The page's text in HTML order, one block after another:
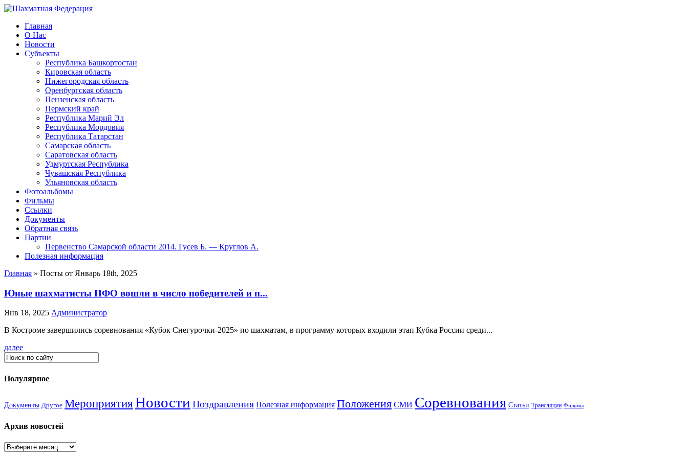
Главная
О Нас
Новости
Субъекты
Республика Башкортостан
Кировская область
Нижегородская область
Оренбургская область
Пензенская область
Пермский край
Республика Марий Эл
Республика Мордовия
Республика Татарстан
Самарская область
Саратовская область
Удмуртская Республика
Чувашская Республика
Ульяновская область
Фотоальбомы
Фильмы
Ссылки
Документы
Обратная связь
Партии
Первенство Самарской области 2014. Гусев Б. — Круглов А.
Полезная информация
Главная » Посты от Январь 18th, 2025
Юные шахматисты ПФО вошли в число победителей и п...
Янв 18, 2025 Администратор
В Костроме завершились соревнования «Кубок Снегурочки-2025» по шахматам, в программу которых входили этап Кубка России среди...
далее
Полулярное
Документы Другое МероприятияНовости Поздравления Полезная информация Положения СМИ Соревнования Статьи Трансляции Фильмы
Архив новостей